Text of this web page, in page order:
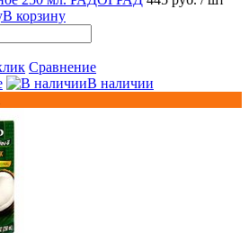
В корзину
Сравнение
В наличии